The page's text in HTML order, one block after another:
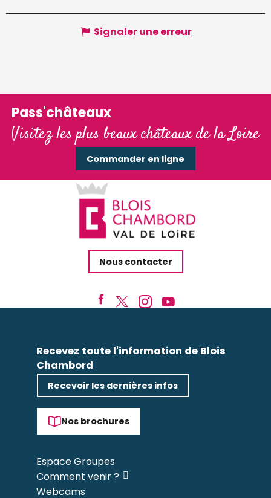
Signaler une erreur
Pass'châteaux
Visitez les plus beaux châteaux de la Loire
Commander en ligne
Nous contacter
Recevez toute l'information de Blois
Chambord
Recevoir les dernières infos
Nos brochures
Espace Groupes
Comment venir ?
Webcams